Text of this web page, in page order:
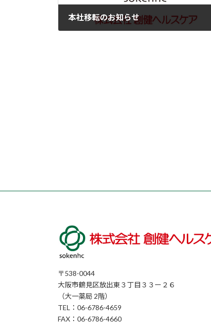
本社移転のお知らせ
〒538-0044
大阪市鶴見区放出東３丁目３３ー２６
（大一薬局 2階）
TEL：06-6786-4659
FAX：06-6786-4660